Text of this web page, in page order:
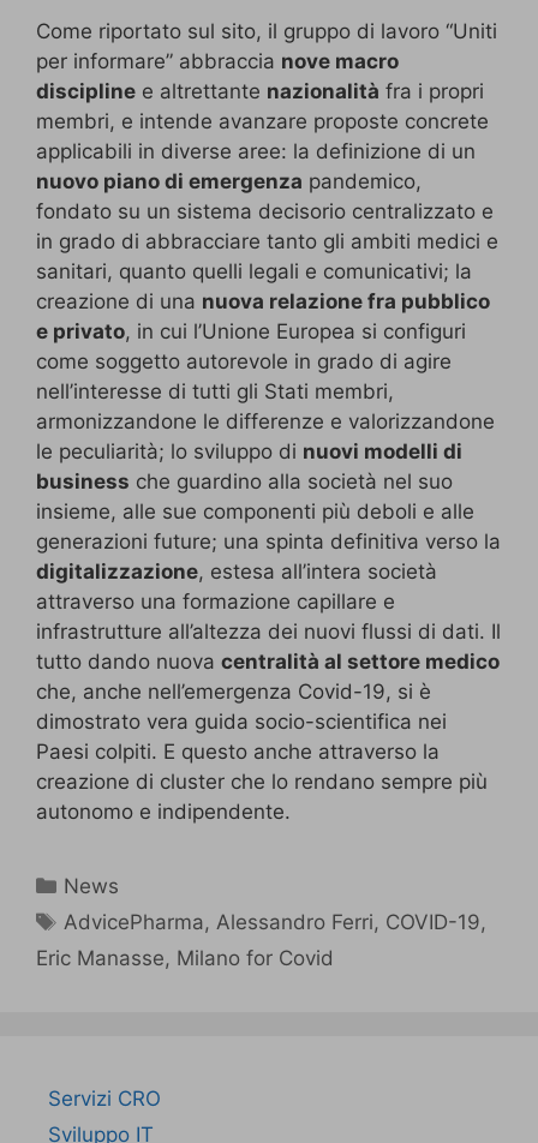
Come riportato sul sito, il gruppo di lavoro “Uniti
per informare” abbraccia nove macro
discipline e altrettante nazionalità fra i propri
membri, e intende avanzare proposte concrete
applicabili in diverse aree: la definizione di un
nuovo piano di emergenza pandemico,
fondato su un sistema decisorio centralizzato e
in grado di abbracciare tanto gli ambiti medici e
sanitari, quanto quelli legali e comunicativi; la
creazione di una nuova relazione fra pubblico
e privato, in cui l’Unione Europea si configuri
come soggetto autorevole in grado di agire
nell’interesse di tutti gli Stati membri,
armonizzandone le differenze e valorizzandone
le peculiarità; lo sviluppo di nuovi modelli di
business che guardino alla società nel suo
insieme, alle sue componenti più deboli e alle
generazioni future; una spinta definitiva verso la
digitalizzazione, estesa all’intera società
attraverso una formazione capillare e
infrastrutture all’altezza dei nuovi flussi di dati. Il
tutto dando nuova centralità al settore medico
che, anche nell’emergenza Covid-19, si è
dimostrato vera guida socio-scientifica nei
Paesi colpiti. E questo anche attraverso la
creazione di cluster che lo rendano sempre più
autonomo e indipendente.
News
AdvicePharma,Alessandro Ferri, COVID-19,
Eric Manasse, Milano for Covid
Servizi CRO
Sviluppo IT